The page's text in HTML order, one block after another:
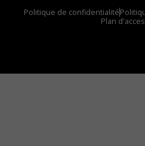
Politique de confidentialité
Plan